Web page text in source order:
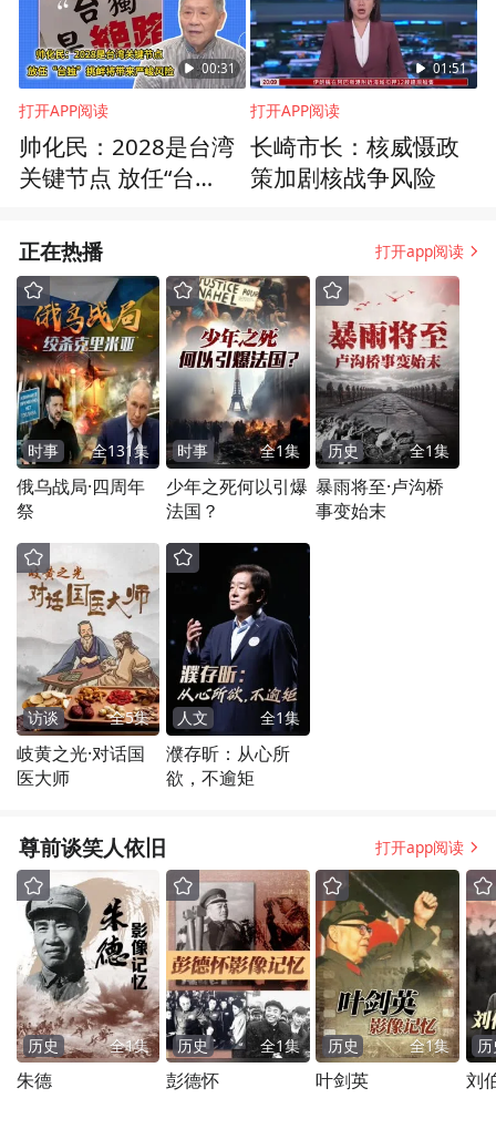
00:31
打开APP阅读
帅化民：2028是台湾
关键节点 放任“台
险
01:51
打开APP阅读
长崎市长：核威慑政
策加剧核战争风险
正在热播 打开app阅读
时事 全131集
俄乌战局·四周年
祭
时事 全1集
少年之死何以引爆
法国？
历史 全1集
暴雨将至·卢沟桥
事变始末
访谈 全5集
岐黄之光·对话国
医大师
人文 全1集
濮存昕：从心所
欲，不逾矩
尊前谈笑人依旧 打开app阅读
历史 全1集
朱德
历史 全1集
彭德怀
历史 全1集
叶剑英 刘